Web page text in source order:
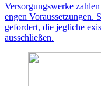
Versorgungswerke
engen Voraussetzungen.
gefordert, die jegliche
ausschließen.